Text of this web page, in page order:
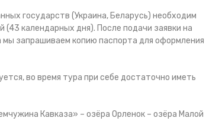
государств (Украина, Беларусь) необходим
календарных дня). После подачи заявки на
мы запрашиваем копию паспорта для оформления
во время тура при себе достаточно иметь
Кавказа» – озёра Орленок – озёра Малой